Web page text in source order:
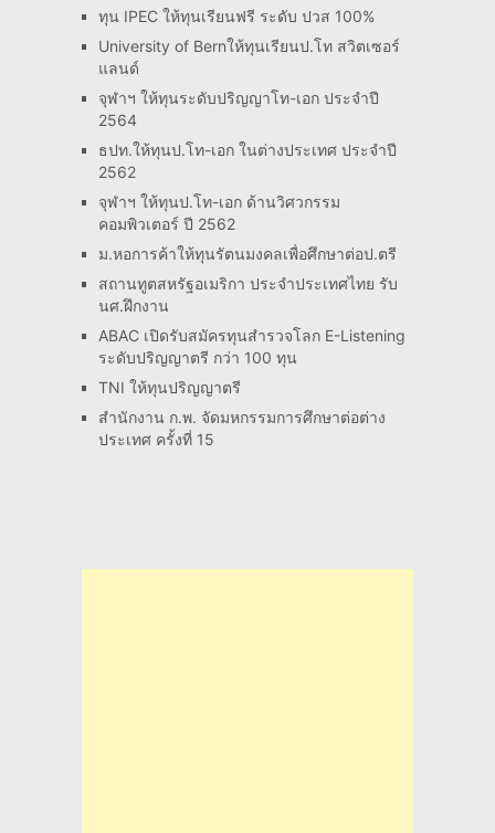
ทุน IPEC ให้ทุนเรียนฟรี ระดับ ปวส 100%
University of Bernให้ทุนเรียนป.โท สวิตเซอร์
แลนด์
จุฬาฯ ให้ทุนระดับปริญญาโท-เอก ประจำปี
2564
ธปท.ให้ทุนป.โท-เอก ในต่างประเทศ ประจำปี
2562
จุฬาฯ ให้ทุนป.โท-เอก ด้านวิศวกรรม
คอมพิวเตอร์ ปี 2562
ม.หอการค้าให้ทุนรัตนมงคลเพื่อศึกษาต่อป.ตรี
สถานทูตสหรัฐอเมริกา ประจำประเทศไทย รับ
นศ.ฝึกงาน
ABAC เปิดรับสมัครทุนสำรวจโลก E-Listening
ระดับปริญญาตรี กว่า 100 ทุน
TNI ให้ทุนปริญญาตรี
สำนักงาน ก.พ. จัดมหกรรมการศึกษาต่อต่าง
ประเทศ ครั้งที่ 15